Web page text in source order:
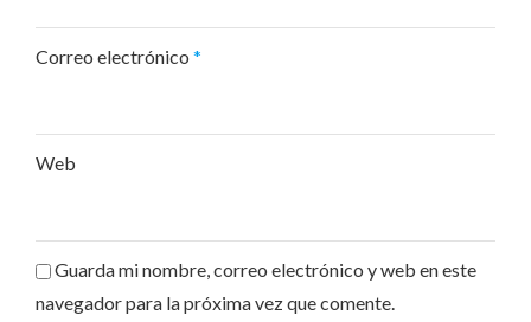
Correo electrónico *
Web
Guarda mi nombre, correo electrónico y web en este
navegador para la próxima vez que comente.